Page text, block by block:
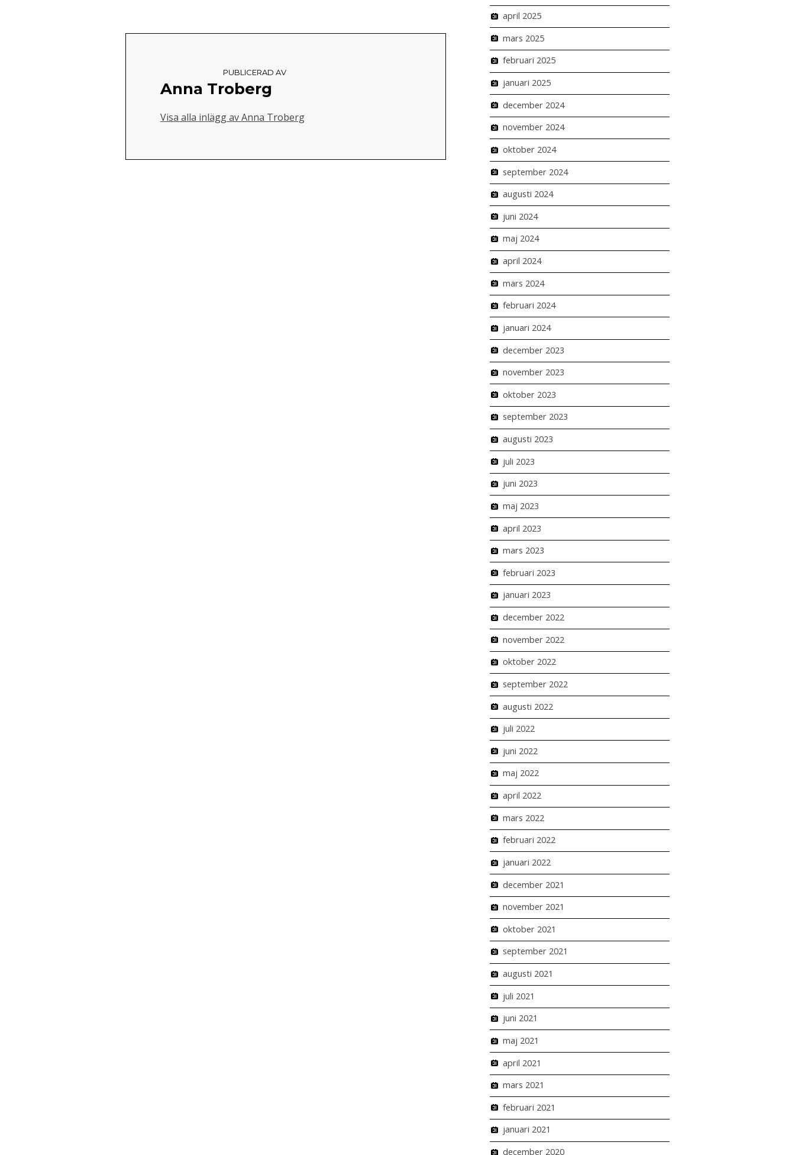
PUBLICERAD AV
Anna Troberg
Visa alla inlägg av Anna Troberg
Skip back to main navigation
april 2025
mars 2025
februari 2025
januari 2025
december 2024
november 2024
oktober 2024
september 2024
augusti 2024
juni 2024
maj 2024
april 2024
mars 2024
februari 2024
januari 2024
december 2023
november 2023
oktober 2023
september 2023
augusti 2023
juli 2023
juni 2023
maj 2023
april 2023
mars 2023
februari 2023
januari 2023
december 2022
november 2022
oktober 2022
september 2022
augusti 2022
juli 2022
juni 2022
maj 2022
april 2022
mars 2022
februari 2022
januari 2022
december 2021
november 2021
oktober 2021
september 2021
augusti 2021
juli 2021
juni 2021
maj 2021
april 2021
mars 2021
februari 2021
januari 2021
december 2020